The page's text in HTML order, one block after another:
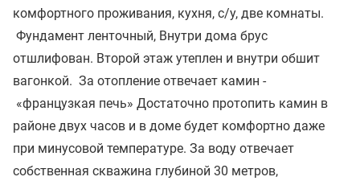
комфортного проживания, кухня, с/у, две комнаты.
Фундамент ленточный, Внутри дома брус
отшлифован. Второй этаж утеплен и внутри обшит
вагонкой. За отопление отвечает камин -
«французкая печь» Достаточно протопить камин в
районе двух часов и в доме будет комфортно даже
при минусовой температуре. За воду отвечает
собственная скважина глубиной 30 метров,